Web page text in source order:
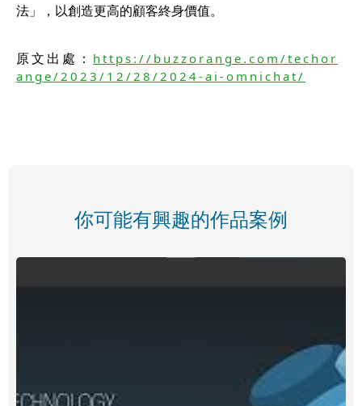
法」，以創造更高的顧客終身價值。
原文出處： https://buzzorange.com/techor
ange/2023/12/28/2024-ai-omnichat/
你可能有興趣的作品案例